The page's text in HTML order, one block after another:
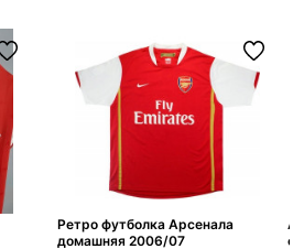
Ретро футболка Арсенала
домашняя 2006/07